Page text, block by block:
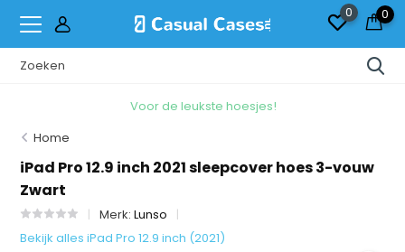
0 0
Voor de leukste hoesjes!
Home
iPad Pro 12.9 inch 2021 sleepcover hoes 3-vouw
Zwart
Merk:Lunso
Bekijk alles iPad Pro 12.9 inch (2021)